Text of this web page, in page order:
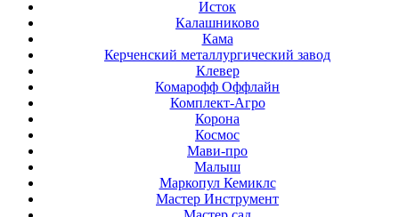
Исток
Калашниково
Кама
Керченский металлургический завод
Клевер
Комарофф Оффлайн
Комплект-Агро
Корона
Космос
Мави-про
Малыш
Маркопул Кемиклс
Мастер Инструмент